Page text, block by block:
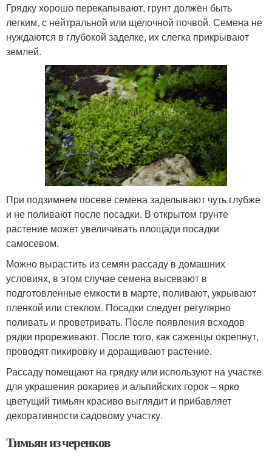
Грядку хорошо перекапывают, грунт должен быть
легким, с нейтральной или щелочной почвой. Семена не
нуждаются в глубокой заделке, их слегка прикрывают
землей.
При подзимнем посеве семена заделывают чуть глубже
и не поливают после посадки. В открытом грунте
растение может увеличивать площади посадки
самосевом.
Можно вырастить из семян рассаду в домашних
условиях, в этом случае семена высевают в
подготовленные емкости в марте, поливают, укрывают
пленкой или стеклом. Посадки следует регулярно
поливать и проветривать. После появления всходов
рядки прореживают. После того, как саженцы окрепнут,
проводят пикировку и доращивают растение.
Рассаду помещают на грядку или используют на участке
для украшения рокариев и альпийских горок – ярко
цветущий тимьян красиво выглядит и прибавляет
декоративности садовому участку.
Тимьян из черенков